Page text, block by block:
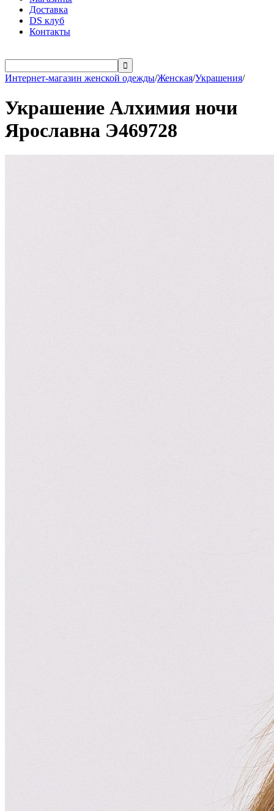
Доставка
DS клуб
Контакты

Интернет-магазин женской одежды/Женская/Украшения/
Украшение Алхимия ночи
Ярославна Э469728